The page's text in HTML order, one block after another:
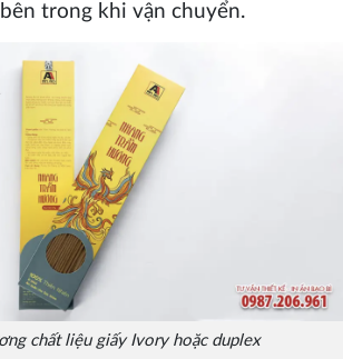
trong khi vận chuyển.
chất liệu giấy Ivory hoặc duplex